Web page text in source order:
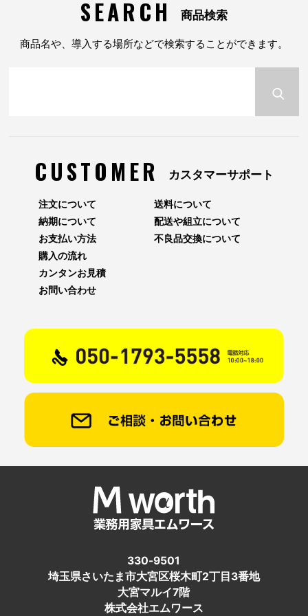
SEARCH 商品検索
商品名や、導入する場所などで検索することができます。
CUSTOMER カスタマーサポート
注文について
納期について
お支払い方法
送料について
配送や組立について
不良品交換について
購入の流れ
カンタンお見積
お問い合わせ
330-9501
埼玉県さいたま市大宮区桜木町2丁目3番地
大宮マルイ7階
株式会社エムワース